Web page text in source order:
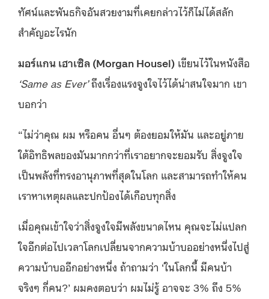
ทัศน์และพันธกิจอันสวยงามที่เคยกล่าวไว้ก็ไม่ได้สลัก
สำคัญอะไรนัก
มอร์แกน เฮาเซิล (Morgan Housel) เขียนไว้ในหนังสือ
‘Same as Ever’ถึงเรื่องแรงจูงใจไว้ได้น่าสนใจมาก เขา
บอกว่า
“ไม่ว่าคุณ ผม หรือคน อื่นๆ ต้องยอมให้มัน และอยู่ภาย
ใต้อิทธิพลของมันมากกว่าที่เราอยากจะยอมรับ สิ่งจูงใจ
เป็นพลังที่ทรงอานุภาพที่สุดในโลก และสามารถทำให้คน
เราหาเหตุผลและปกป้องได้เกือบทุกสิ่ง
เมื่อคุณเข้าใจว่าสิ่งจูงใจมีพลังขนาดไหน คุณจะไม่แปลก
ใจอีกต่อไปเวลาโลกเปลี่ยนจากความบ้าบออย่างหนึ่งไปสู่
ความบ้าบออีกอย่างหนึ่ง ถ้าถามว่า ‘ในโลกนี้ มีคนบ้า
จริงๆ กี่คน?’ ผมคงตอบว่า ผมไม่รู้ อาจจะ 3% ถึง 5%